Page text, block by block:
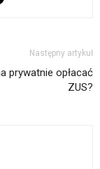
Następny artykuł
prywatnie opłacać
ZUS?